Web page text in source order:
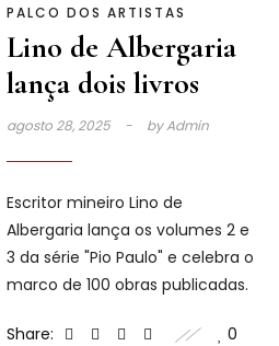
PALCO DOS ARTISTAS
Lino de Albergaria
lança dois livros
agosto 28, 2025 byAdmin
Escritor mineiro Lino de
Albergaria lança os volumes 2 e
3 da série "Pio Paulo" e celebra o
marco de 100 obras publicadas.
Share: 0